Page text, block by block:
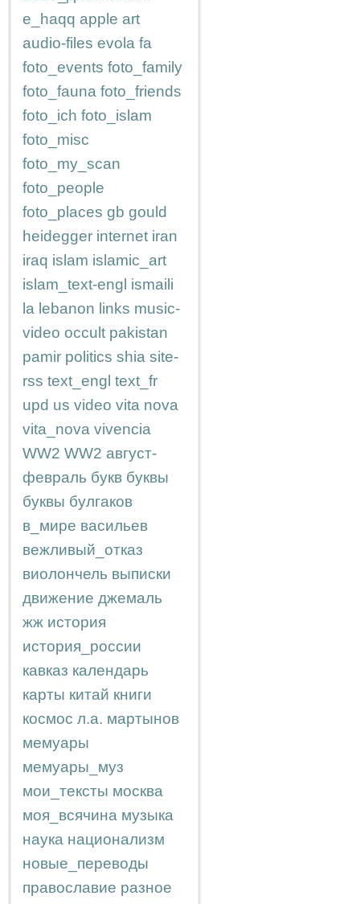
e_haqq apple art
audio-files evola fa
foto_events foto_family
foto_fauna foto_friends
foto_ich foto_islam
foto_misc
foto_my_scan
foto_people
foto_places gb gould
heidegger internet iran
iraq islam islamic_art
islam_text-engl ismaili
la lebanon links music-
video occult pakistan
pamir politics shia site-
rss text_engl text_fr
upd us video vita nova
vita_nova vivencia
WW2 WW2 август-
февраль букв буквы
буквы булгаков
в_мире васильев
вежливый_отказ
виолончель выписки
движение джемаль
жж история
история_россии
кавказ календарь
карты китай книги
космос л.а. мартынов
мемуары
мемуары_муз
мои_тексты москва
моя_всячина музыка
наука национализм
новые_переводы
православие разное